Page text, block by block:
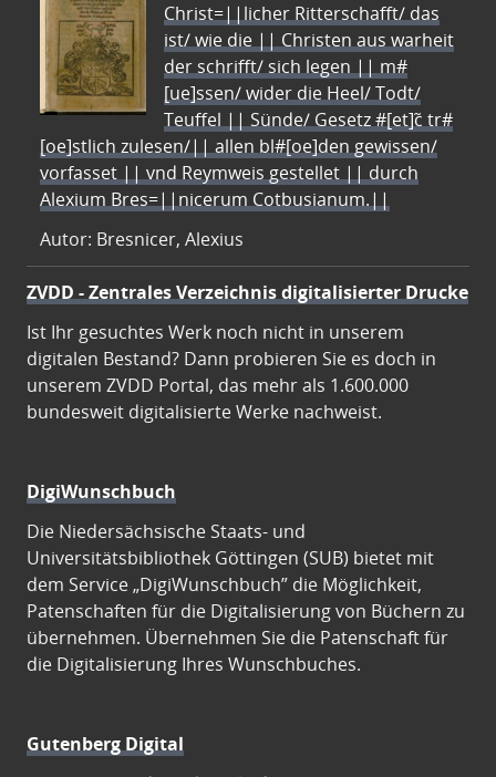
Christ=||licher Ritterschafft/ das
ist/ wie die || Christen aus warheit
der schrifft/ sich legen || m#
[ue]ssen/ wider die Heel/ Todt/
Teuffel || Sünde/ Gesetz #[et]c̃ tr#
[oe]stlich zulesen/|| allen bl#[oe]den gewissen/
vorfasset || vnd Reymweis gestellet || durch
Alexium Bres=||nicerum Cotbusianum.||
Autor: Bresnicer, Alexius
ZVDD - Zentrales Verzeichnis digitalisierter Drucke
Ist Ihr gesuchtes Werk noch nicht in unserem
digitalen Bestand? Dann probieren Sie es doch in
unserem ZVDD Portal, das mehr als 1.600.000
bundesweit digitalisierte Werke nachweist.
DigiWunschbuch
Die Niedersächsische Staats- und
Universitätsbibliothek Göttingen (SUB) bietet mit
dem Service „DigiWunschbuch” die Möglichkeit,
Patenschaften für die Digitalisierung von Büchern zu
übernehmen. Übernehmen Sie die Patenschaft für
die Digitalisierung Ihres Wunschbuches.
Gutenberg Digital